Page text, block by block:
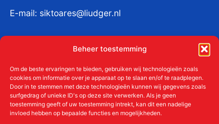
Beheer toestemming
Om de beste ervaringen te bieden, gebruiken wij technologieën zoals
cookies om informatie over je apparaat op te slaan en/of te raadplegen.
Door in te stemmen met deze technologieën kunnen wij gegevens zoals
surfgedrag of unieke ID's op deze site verwerken. Als je geen
toestemming geeft of uw toestemming intrekt, kan dit een nadelige
invloed hebben op bepaalde functies en mogelijkheden.
E-mail: siktoares@liudger.nl
KvKnr:41011712
Meer over de Liudgerstichten